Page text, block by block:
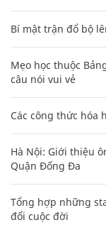
Bí mật trận đổ bộ
Mẹo học thuộc
câu nói vui vẻ
Các công thức hóa
Hà Nội: Giới thiệu
Quận Đống Đa
Tổng hợp những
đổi cuộc đời